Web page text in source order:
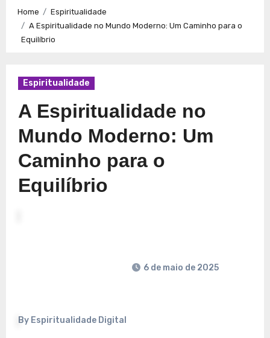
Caminhos para a Plenitude no Presente
Espiritualidade: Conexão e Significado no Presente
Home
Espiritualidade
A Espiritualidade no Mundo Moderno: Um Caminho para o
Equilíbrio
Espiritualidade
A Espiritualidade no
Mundo Moderno: Um
Caminho para o
Equilíbrio
By Espiritualidade Digital
6 de maio de 2025